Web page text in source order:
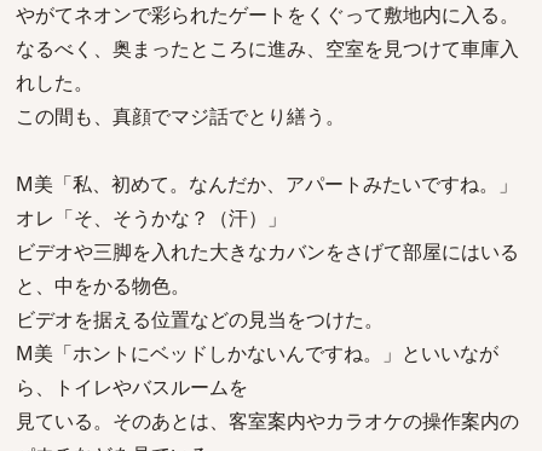
やがてネオンで彩られたゲートをくぐって敷地内に入る。
なるべく、奥まったところに進み、空室を見つけて車庫入
れした。
この間も、真顔でマジ話でとり繕う。
M美「私、初めて。なんだか、アパートみたいですね。」
オレ「そ、そうかな？（汗）」
ビデオや三脚を入れた大きなカバンをさげて部屋にはいる
と、中をかる物色。
ビデオを据える位置などの見当をつけた。
M美「ホントにベッドしかないんですね。」といいなが
ら、トイレやバスルームを
見ている。そのあとは、客室案内やカラオケの操作案内の